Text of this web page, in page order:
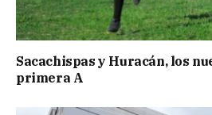
Sacachispas y Huracán, los
primera A